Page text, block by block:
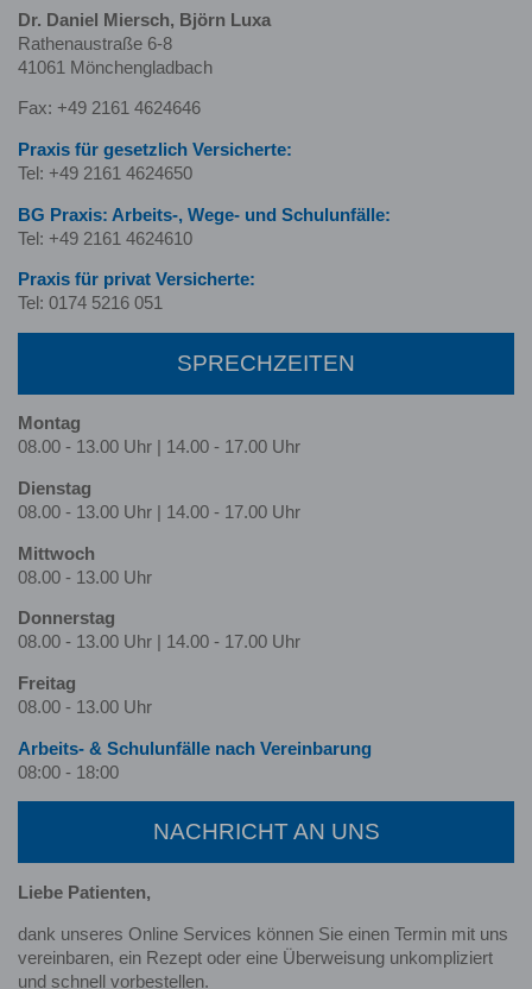
Dr. Daniel Miersch, Björn Luxa
Rathenaustraße 6-8
41061 Mönchengladbach
Fax: +49 2161 4624646
Praxis für gesetzlich Versicherte:
Tel: +49 2161 4624650
BG Praxis: Arbeits-, Wege- und Schulunfälle:
Tel: +49 2161 4624610
Praxis für privat Versicherte:
Tel: 0174 5216 051
SPRECHZEITEN
Montag
08.00 - 13.00 Uhr | 14.00 - 17.00 Uhr
Dienstag
08.00 - 13.00 Uhr | 14.00 - 17.00 Uhr
Mittwoch
08.00 - 13.00 Uhr
Donnerstag
08.00 - 13.00 Uhr | 14.00 - 17.00 Uhr
Freitag
08.00 - 13.00 Uhr
Arbeits- & Schulunfälle nach Ver­ein­barung
08:00 - 18:00
NACHRICHT AN UNS
Liebe Patienten,
dank unseres Online Services können Sie einen Termin mit uns
vereinbaren, ein Rezept oder eine Überweisung unkompliziert
und schnell vorbestellen.